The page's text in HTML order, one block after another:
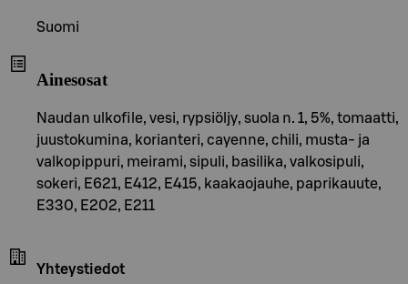
Suomi
Ainesosat
Naudan ulkofile, vesi, rypsiöljy, suola n. 1, 5%, tomaatti,
juustokumina, korianteri, cayenne, chili, musta- ja
valkopippuri, meirami, sipuli, basilika, valkosipuli,
sokeri, E621, E412, E415, kaakaojauhe, paprikauute,
E330, E202, E211
Yhteystiedot